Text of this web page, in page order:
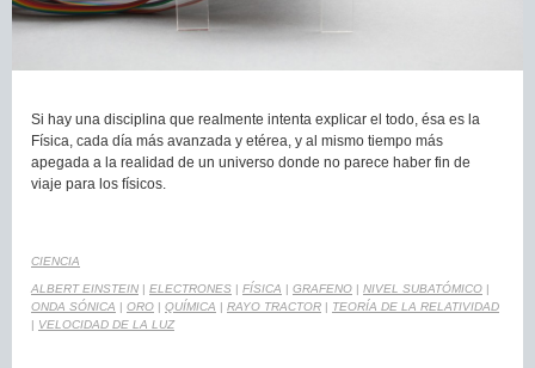
Si hay una disciplina que realmente intenta explicar el todo, ésa es la
Física, cada día más avanzada y etérea, y al mismo tiempo más
apegada a la realidad de un universo donde no parece haber fin de
viaje para los físicos.
CIENCIA
ALBERT EINSTEIN | ELECTRONES | FÍSICA | GRAFENO | NIVEL SUBATÓMICO |
ONDA SÓNICA | ORO | QUÍMICA | RAYO TRACTOR | TEORÍA DE LA RELATIVIDAD
| VELOCIDAD DE LA LUZ